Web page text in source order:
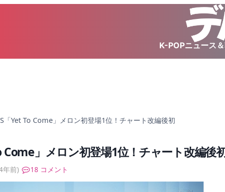
K-POPニュース
「Yet To Come」メロン初登場1位！チャート改編後初
Come」メロン初登場1位！チャート改編後
年前) 18 コメント